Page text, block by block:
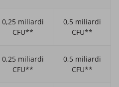
0,25 miliardi
CFU**
0,5 miliardi
CFU**
0,25 miliardi
CFU**
0,5 miliardi
CFU**